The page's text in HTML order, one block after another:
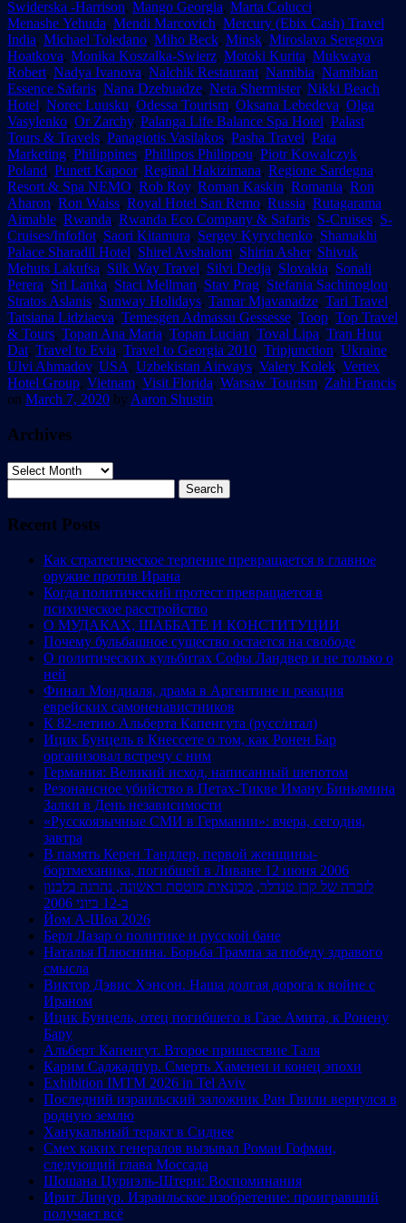
Swiderska -Harrison, Mango Georgia, Marta Colucci,
Menashe Yehuda, Mendi Marcovich, Mercury (Ebix Cash) Travel
India, Michael Toledano, Miho Beck, Minsk, Miroslava Seregova
Hoatkova, Monika Koszalka-Swierz, Motoki Kurita, Mukwaya
Robert, Nadya Ivanova, Nalchik Restaurant, Namibia, Namibian
Essence Safaris, Nana Dzebuadze, Neta Shermister, Nikki Beach
Hotel, Norec Luusku, Odessa Tourism, Oksana Lebedeva, Olga
Vasylenko, Or Zarchy, Palanga Life Balance Spa Hotel, Palast
Tours & Travels, Panagiotis Vasilakos, Pasha Travel, Pata
Marketing, Philippines, Phillipos Philippou, Piotr Kowalczyk,
Poland, Punett Kapoor, Reginal Hakizimana, Regione Sardegna,
Resort & Spa NEMO, Rob Roy, Roman Kaskin, Romania, Ron
Aharon, Ron Waiss, Royal Hotel San Remo, Russia, Rutagarama
Aimable, Rwanda, Rwanda Eco Company & Safaris, S-Cruises, S-
Cruises/Infoflot, Saori Kitamura, Sergey Kyrychenko, Shamakhi
Palace Sharadil Hotel, Shirel Avshalom, Shirin Asher, Shivuk
Mehuts Lakufsa, Silk Way Travel, Silvi Dedja, Slovakia, Sonali
Perera, Sri Lanka, Staci Mellman, Stav Prag, Stefania Sachinoglou,
Stratos Aslanis, Sunway Holidays, Tamar Mjavanadze, Tari Travel,
Tatsiana Lidziaeva, Temesgen Admassu Gessesse, Toop, Top Travel
& Tours, Topan Ana Maria, Topan Lucian, Toval Lipa, Tran Huu
Dat, Travel to Evia, Travel to Georgia 2010, Tripjunction, Ukraine,
Ulvi Ahmadov, USA, Uzbekistan Airways, Valery Kolek, Vertex
Hotel Group, Vietnam, Visit Florida, Warsaw Tourism, Zahi Francis
on March 7, 2020 by Aaron Shustin.
Archives
Archives
for:
Recent Posts
Как стратегическое терпение превращается в главное
оружие против Ирана
Когда политический протест превращается в
психическое расстройство
О МУДАКАХ, ШАББАТЕ И КОНСТИТУЦИИ
Почему бульбашное существо остается на свободе
О политических кульбитах Софы Ландвер и не только о
ней
Финал Мондиаля, драма в Аргентине и реакция
еврейских самоненавистников
К 82-летию Альберта Капенгута (русс/итал)
Ицик Бунцель в Кнессете о том, как Ронен Бар
организовал встречу с ним
Германия: Великий исход, написанный шепотом
Резонансное убийство в Петах-Тикве Иману Биньямина
Залки в День независимости
«Русскоязычные СМИ в Германии»: вчера, сегодня,
завтра
В память Керен Тандлер, первой женщины-
бортмеханика, погибшей в Ливане 12 июня 2006
לזכרה של קרן טנדלר, מכונאית מוטסת ראשונה, נהרגה בלבנון
ב-12 ביוני 2006
Йом А-Шоа 2026
Берл Лазар о политике и русской бане
Наталья Плюснина. Борьба Трампа за победу здравого
смысла
Виктор Дэвис Хэнсон. Наша долгая дорога к войне с
Ираном
Ицик Бунцель, отец погибшего в Газе Амита, к Ронену
Бару
Альберт Капенгут. Второе пришествие Таля
Карим Саджадпур. Смерть Хаменеи и конец эпохи
Exhibition IMTM 2026 in Tel Aviv
Последний израильский заложник Ран Гвили вернулся в
родную землю
Ханукальный теракт в Сиднее
Смех каких генералов вызывал Роман Гофман,
следующий глава Моссада
Шошана Цуриэль-Штерн: Воспоминания
Ирит Линур. Израильское изобретение: проигравший
получает всё